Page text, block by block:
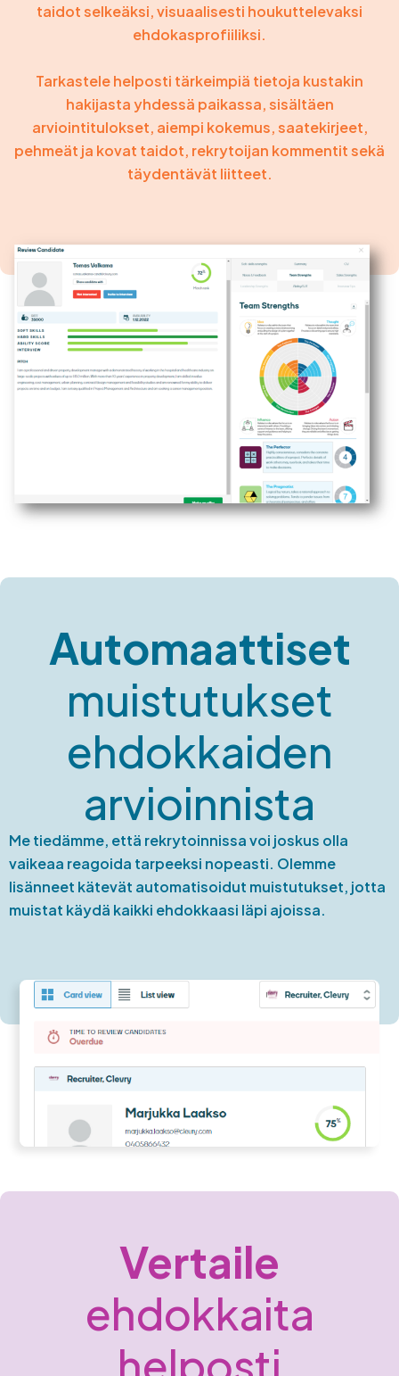
taidot selkeäksi, visuaalisesti houkuttelevaksi
ehdokasprofiiliksi.
Tarkastele helposti tärkeimpiä tietoja kustakin
hakijasta yhdessä paikassa, sisältäen
arviointitulokset, aiempi kokemus, saatekirjeet,
pehmeät ja kovat taidot, rekrytoijan kommentit sekä
täydentävät liitteet.
Automaattiset
muistutukset
ehdokkaiden
arvioinnista
Me tiedämme, että rekrytoinnissa voi joskus olla
vaikeaa reagoida tarpeeksi nopeasti. Olemme
lisänneet kätevät automatisoidut muistutukset, jotta
muistat käydä kaikki ehdokkaasi läpi ajoissa.
Vertaile
ehdokkaita
helposti